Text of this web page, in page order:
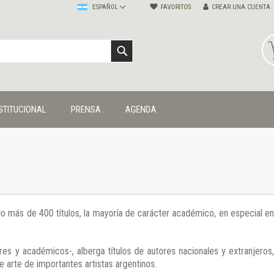
FAVORITOS CREAR UNA CUENTA
ESPAÑOL
PRENSA AGENDA
más de 400 títulos, la mayoría de carácter académico, en especial en
y académicos-, alberga títulos de autores nacionales y extranjeros,
arte de importantes artistas argentinos.